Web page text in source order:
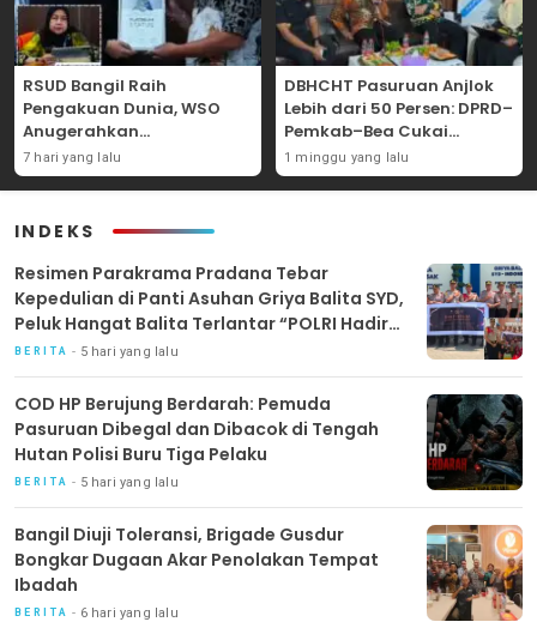
RSUD Bangil Raih
Pengakuan Dunia, WSO
Anugerahkan
Penghargaan
Internasional untuk
7 hari yang lalu
DBHCHT Pasuruan Anjlok
Lebih dari 50 Persen: DPRD–
Pemkab–Bea Cukai
Perkuat Perang Melawan
Peredaran Rokok Ilegal
1 minggu yang lalu
INDEKS
Resimen Parakrama Pradana Tebar
Kepedulian di Panti Asuhan Griya Balita SYD,
Peluk Hangat Balita Terlantar “POLRI Hadir
Dengan Hati”
BERITA 5 hari yang lalu
COD HP Berujung Berdarah: Pemuda
Pasuruan Dibegal dan Dibacok di Tengah
Hutan Polisi Buru Tiga Pelaku
BERITA 5 hari yang lalu
Bangil Diuji Toleransi, Brigade Gusdur
Bongkar Dugaan Akar Penolakan Tempat
Ibadah
BERITA 6 hari yang lalu